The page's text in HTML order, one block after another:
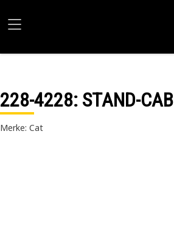
228-4228: STAND-CAB
Merke: Cat